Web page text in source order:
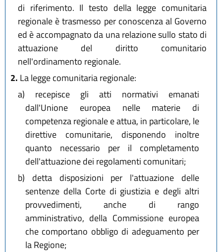
di riferimento. Il testo della legge comunitaria
regionale è trasmesso per conoscenza al Governo
ed è accompagnato da una relazione sullo stato di
attuazione del diritto comunitario
nell'ordinamento regionale.
2. La legge comunitaria regionale:
a) recepisce gli atti normativi emanati
dall'Unione europea nelle materie di
competenza regionale e attua, in particolare, le
direttive comunitarie, disponendo inoltre
quanto necessario per il completamento
dell'attuazione dei regolamenti comunitari;
b) detta disposizioni per l'attuazione delle
sentenze della Corte di giustizia e degli altri
provvedimenti, anche di rango
amministrativo, della Commissione europea
che comportano obbligo di adeguamento per
la Regione;